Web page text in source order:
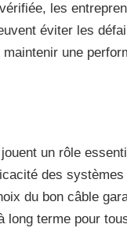
les
éviter les
une
un rôle
des systèmes
du bon câble
long terme pour